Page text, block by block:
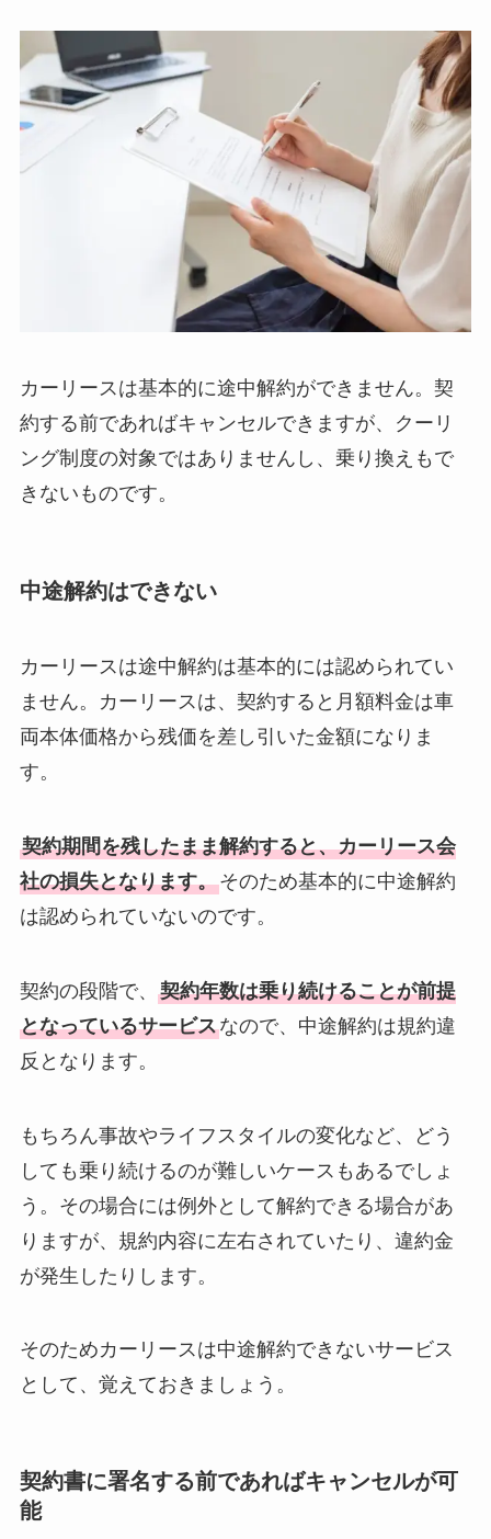
カーリースは基本的に途中解約ができません。契
約する前であればキャンセルできますが、クーリ
ング制度の対象ではありませんし、乗り換えもで
きないものです。
中途解約はできない
カーリースは途中解約は基本的には認められてい
ません。カーリースは、契約すると月額料金は車
両本体価格から残価を差し引いた金額になりま
す。
契約期間を残したまま解約すると、カーリース会
社の損失となります。そのため基本的に中途解約
は認められていないのです。
契約の段階で、 契約年数は乗り続けることが前提
となっているサービスなので、中途解約は規約違
反となります。
もちろん事故やライフスタイルの変化など、どう
しても乗り続けるのが難しいケースもあるでしょ
う。その場合には例外として解約できる場合があ
りますが、規約内容に左右されていたり、違約金
が発生したりします。
そのためカーリースは中途解約できないサービス
として、覚えておきましょう。
契約書に署名する前であればキャンセルが可
能